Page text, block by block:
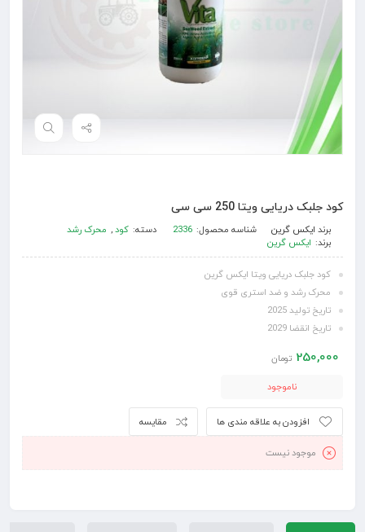
کود جلبک دریایی ویتا 250 سی سی
برند ایکس گرین شناسه محصول: 2336 دسته: کود, محرک رشد
برند: ایکس گرین
کود جلبک دریایی ویتا ایکس گرین
محرک رشد و ضد استری قوی
تاریخ تولید 2025
تاریخ انقضا 2029
250,000 تومان
ناموجود
مقایسه افزودن به علاقه مندی ها
موجود نیست